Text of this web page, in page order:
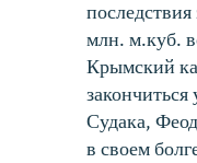
млн. м.куб.
Крымский
Судака,
в своем